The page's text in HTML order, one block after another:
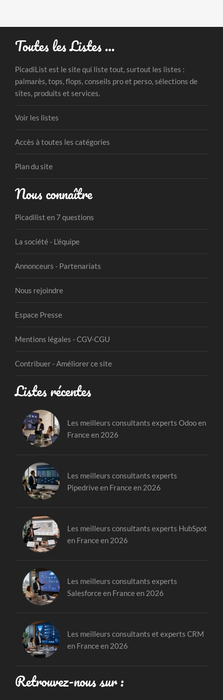
Toutes les Listes …
PicadiList est le site qui liste tout, surtout les listes :
palmarès, tops, flops, conseils pro et perso, sélections de
sites, produits et services.
Voir les listes
Accès à toutes les catégories
Plan du site
Nous connaître
Picadilist en 7 questions
La société - L'équipe
Annonceurs - Partenariats
Nous rejoindre
Espace Presse
Mentions légales - CGV-CGU
Contribuer - Améliorer ce site
Listes récentes
Les meilleurs consultants experts Odoo en
France en 2026
Les meilleurs consultants experts
Pipedrive en France en 2026
Les meilleurs consultants experts HubSpot
en France en 2026
Les meilleurs consultants experts
Salesforce en France en 2026
Les meilleurs consultants et experts CRM
en France en 2026
Retrouvez-nous sur :